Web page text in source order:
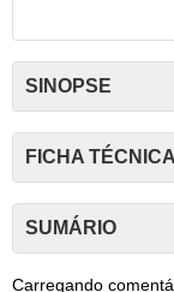
SINOPSE
FICHA TÉCNICA
SUMÁRIO
Carregando